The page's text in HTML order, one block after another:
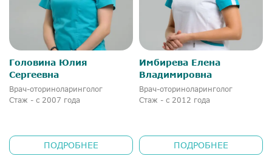
Головина Юлия
Сергеевна
Врач-оториноларинголог
Стаж - с 2007 года
ПОДРОБНЕЕ
Имбирева Елена
Владимировна
Врач-оториноларинголог
Стаж - с 2012 года
ПОДРОБНЕЕ